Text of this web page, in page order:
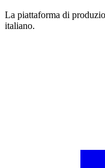
La piattaforma di
italiano.